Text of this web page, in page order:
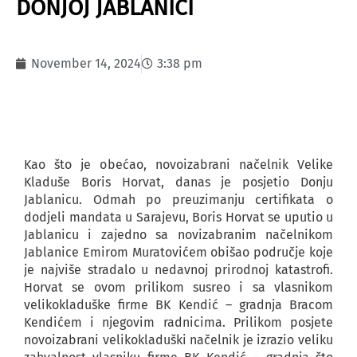
DONJOJ JABLANICI
November 14, 2024 3:38 pm
Kao što je obećao, novoizabrani načelnik Velike
Kladuše Boris Horvat, danas je posjetio Donju
Jablanicu. Odmah po preuzimanju certifikata o
dodjeli mandata u Sarajevu, Boris Horvat se uputio u
Jablanicu i zajedno sa novizabranim načelnikom
Jablanice Emirom Muratovićem obišao područje koje
je najviše stradalo u nedavnoj prirodnoj katastrofi.
Horvat se ovom prilikom susreo i sa vlasnikom
velikokladuške firme BK Kendić – gradnja Bracom
Kendićem i njegovim radnicima. Prilikom posjete
novoizabrani velikokladuški načelnik je izrazio veliku